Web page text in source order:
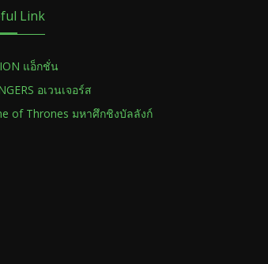
Link
แอ็กชั่น
อเวนเจอร์ส
of Thrones มหาศึกชิงบัลลังก์